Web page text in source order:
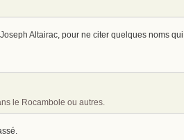
Altairac, pour ne citer quelques noms
le Rocambole ou autres.